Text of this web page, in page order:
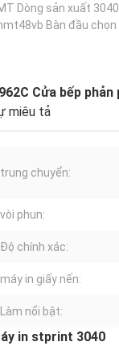
Dòng sản xuất
Bàn đầu
Cửa bếp
miêu tả
trung chuyển:
vòi phun:
Độ chính xác:
máy in giấy nến:
Làm nổi bật:
in stprint 3040